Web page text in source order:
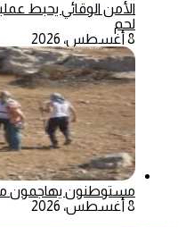
الأمن الوقائي يحبط
لحم
8 أغسطس، 2026
مستوطنون يهاجمون
8 أغسطس، 2026